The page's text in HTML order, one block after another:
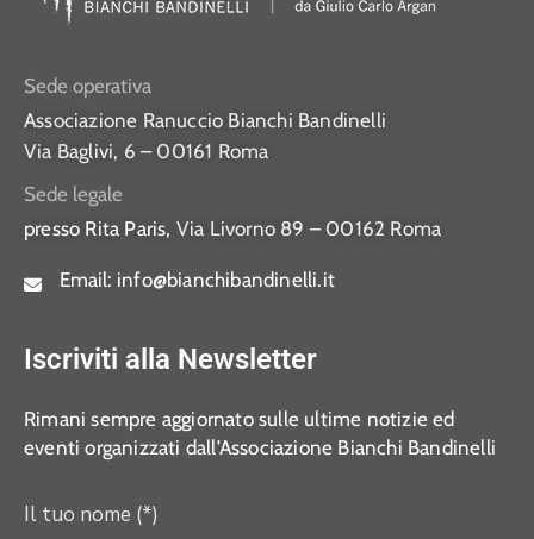
Sede operativa
Associazione Ranuccio Bianchi Bandinelli
Via Baglivi, 6 – 00161 Roma
Sede legale
presso Rita Paris, Via Livorno 89 – 00162 Roma
Email: info@bianchibandinelli.it
Iscriviti alla Newsletter
Rimani sempre aggiornato sulle ultime notizie ed
eventi organizzati dall’Associazione Bianchi Bandinelli
Il tuo nome (*)